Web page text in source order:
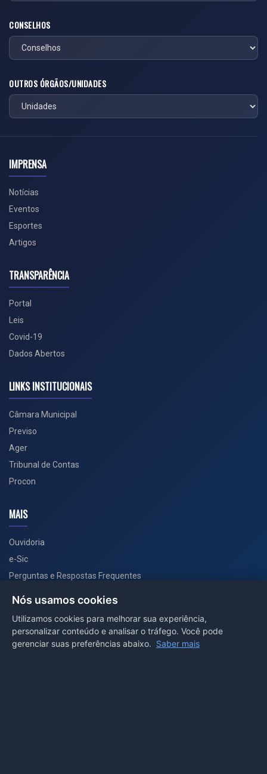
CONSELHOS
OUTROS ÓRGÃOS/UNIDADES
IMPRENSA
Notícias
Eventos
Esportes
Artigos
TRANSPARÊNCIA
Portal
Leis
Covid-19
Dados Abertos
LINKS INSTITUCIONAIS
Câmara Municipal
Previso
Ager
Tribunal de Contas
Procon
MAIS
Ouvidoria
e-Sic
Perguntas e Respostas Frequentes
PORTAL COVID-19
Nós usamos cookies
Utilizamos cookies para melhorar sua experiência,
personalizar conteúdo e analisar o tráfego. Você pode
gerenciar suas preferências abaixo. Saber mais